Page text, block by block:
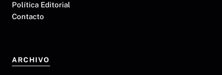
Política Editorial
Contacto
ARCHIVO